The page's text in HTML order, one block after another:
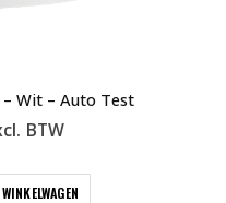
Wit – Auto Test
BTW